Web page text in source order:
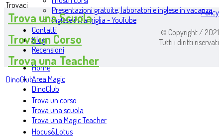
Presentazioni gratuite, laboratori e inglese in vacanza
Inglese in famiglia - YouTube
Contatti
Blog
Recensioni
Home
Area Magic
DinoClub
Trova un corso
Trova una scuola
Trova una Magic Teacher
Hocus&Lotus
Trovaci
Trova una Scuola
Trova un Corso
Trova una Teacher
DinoClub
Policy
© Copyright / 2021
Tutti i diritti riservati